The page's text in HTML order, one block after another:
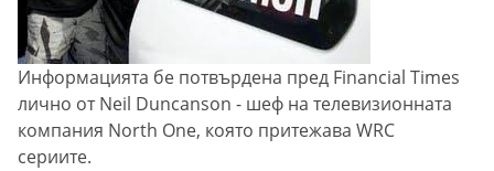
Информацията бе потвърдена пред Financial Times
лично от Neil Duncanson - шеф на телевизионната
компания North One, която притежава WRC
сериите.